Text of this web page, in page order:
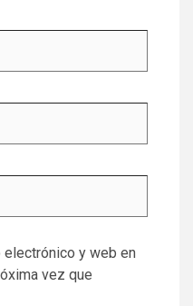
electrónico y web en
vez que